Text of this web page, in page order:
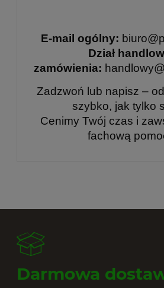
E-mail ogólny:
Dział
zamówienia:
Zadzwoń lub napisz –
szybko, jak tylko
Cenimy Twój czas i
fachową
Darmowa